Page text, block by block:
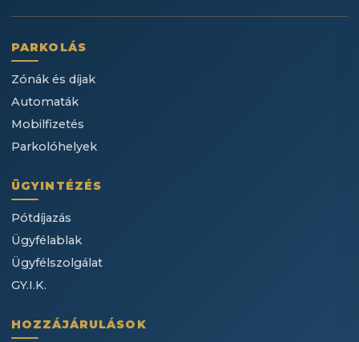
PARKOLÁS
Zónák és díjak
Automaták
Mobilfizetés
Parkolóhelyek
ÜGYINTÉZÉS
Pótdíjazás
Ügyfélablak
Ügyfélszolgálat
GY.I.K.
HOZZÁJÁRULÁSOK